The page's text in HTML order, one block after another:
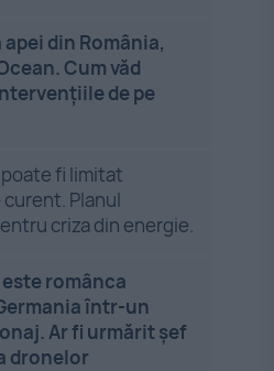
apei din România,
Cum văd
de pe
fi limitat
Planul
criza din energie.
românca
într-un
Ar fi urmărit șef
dronelor